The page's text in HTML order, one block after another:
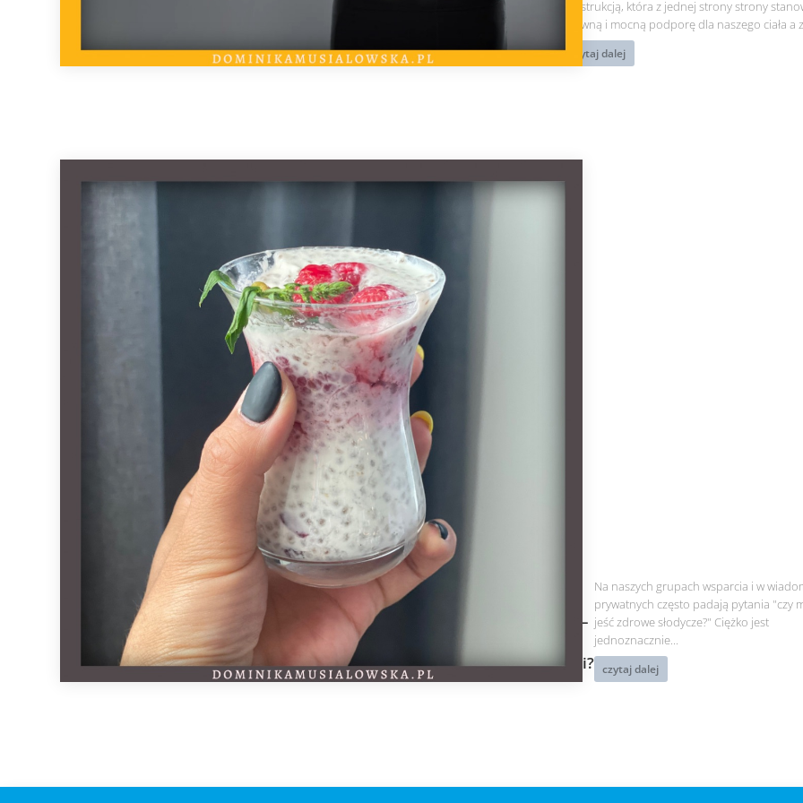
kręgosłup
żeby nie
bolał?
konstrukcją, która z jednej strony strony
sztywną i mocną podporę dla naszego ciała a
czytaj dalej
Zdrowe słodycze –
insulinoopornosci?
Na naszych grupach wsparcia i w
prywatnych często padają pytania "czy
jeść zdrowe słodycze?" Ciężko jest
jednoznacznie...
czytaj dalej